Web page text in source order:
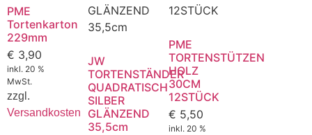
PME
Tortenkarton
229mm
€ 3,90
inkl. 20 %
MwSt.
zzgl.
Versandkosten
JW
TORTENSTÄNDER
QUADRATISCH
SILBER
GLÄNZEND
35,5cm
PME
TORTENSTÜTZEN
HOLZ
30CM
12STÜCK
€ 5,50
inkl. 20 %